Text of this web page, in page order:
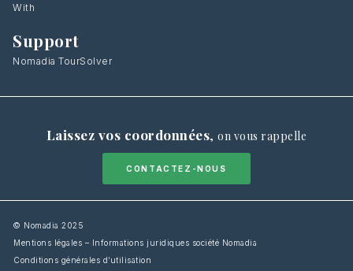
With
Support
Nomadia TourSolver
Laissez vos coordonnées,on vous rappelle
CONTACTEZ-NOUS
© Nomadia 2025
Mentions légales – Informations juridiques société Nomadia
Conditions générales d’utilisation